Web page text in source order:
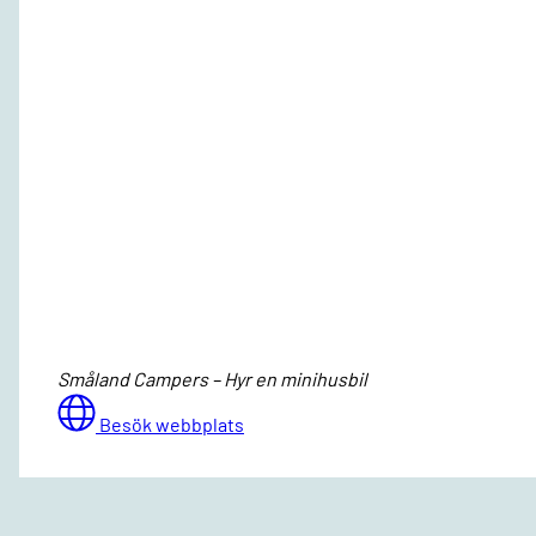
Småland Campers – Hyr en minihusbil
Besök webbplats